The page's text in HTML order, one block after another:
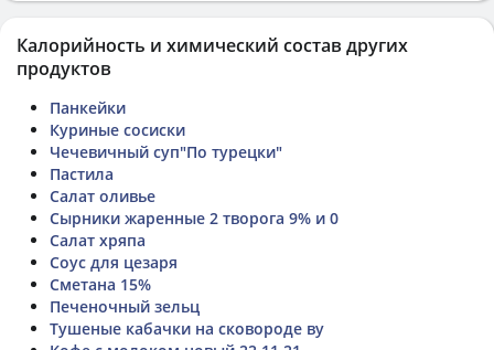
Калорийность и химический состав других
продуктов
Панкейки
Куриные сосиски
Чечевичный суп"По турецки"
Пастила
Салат оливье
Сырники жаренные 2 творога 9% и 0
Салат хряпа
Соус для цезаря
Сметана 15%
Печеночный зельц
Тушеные кабачки на сковороде ву